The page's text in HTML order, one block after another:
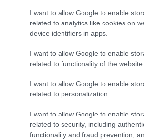
I want to allow Google to enable
related to analytics like cookies on
device identifiers in apps.
I want to allow Google to enable
related to functionality of the website
I want to allow Google to enable
related to personalization.
I want to allow Google to enable
related to security, including
functionality and fraud prevention,
05.08.2026 | 23:59